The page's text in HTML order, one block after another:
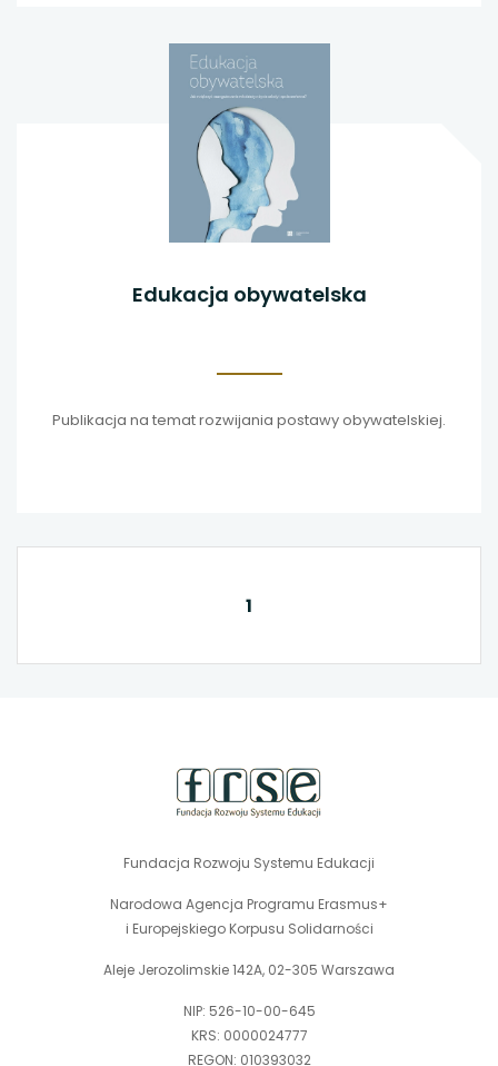
Edukacja obywatelska
Publikacja na temat rozwijania postawy obywatelskiej.
1
Fundacja Rozwoju Systemu Edukacji
Narodowa Agencja Programu Erasmus+
i Europejskiego Korpusu Solidarności
Aleje Jerozolimskie 142A, 02-305 Warszawa
NIP: 526-10-00-645
KRS: 0000024777
REGON: 010393032